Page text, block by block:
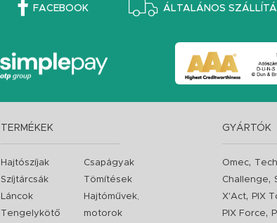
FACEBOOK ÁLTALÁNOS
TERMÉKEK
Hajtószíjak
Szíjtárcsák
Láncok
Tengelykötő
Csapágyak
Tömítések
Hajtóművek,
motorok
GYÁRTÓK
Omec,
Challenge,
X'Act,
PIX
PIX Force,